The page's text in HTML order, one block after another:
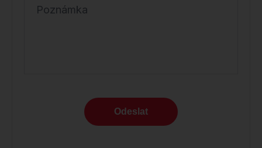
Poznámka
Odeslat